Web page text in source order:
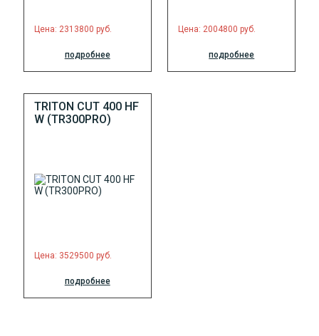
Цена: 2313800 руб.
подробнее
Цена: 2004800 руб.
подробнее
TRITON CUT 400 HF
W (TR300PRO)
Цена: 3529500 руб.
подробнее